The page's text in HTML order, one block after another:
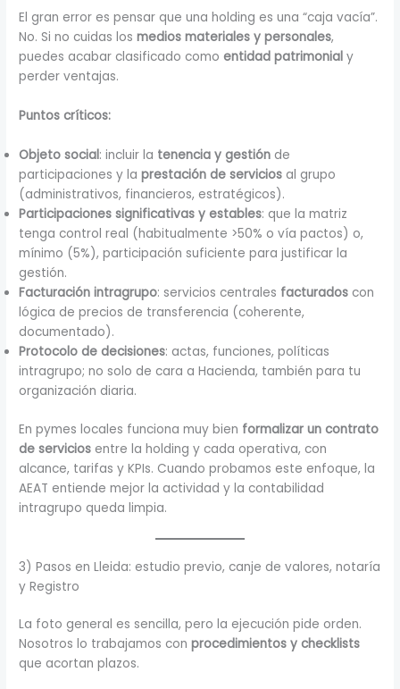
El gran error es pensar que una holding es una “caja vacía”.
No. Si no cuidas losmedios materiales y personales,
puedes acabar clasificado comoentidad patrimonial y
perder ventajas.
Puntos críticos:
Objeto social: incluir la tenencia y gestión de
participaciones y laprestación de servicios al grupo
(administrativos, financieros, estratégicos).
Participaciones significativas y estables: que la matriz
tenga control real (habitualmente >50% o vía pactos) o,
mínimo (5%), participación suficiente para justificar la
gestión.
Facturación intragrupo: servicios centrales facturados con
lógica de precios de transferencia (coherente,
documentado).
Protocolo de decisiones: actas, funciones, políticas
intragrupo; no solo de cara a Hacienda, también para tu
organización diaria.
En pymes locales funciona muy bien formalizar un contrato
de servicios entre la holding y cada operativa, con
alcance, tarifas y KPIs. Cuando probamos este enfoque, la
AEAT entiende mejor la actividad y la contabilidad
intragrupo queda limpia.
3) Pasos en Lleida: estudio previo, canje de valores, notaría
y Registro
La foto general es sencilla, pero la ejecución pide orden.
Nosotros lo trabajamos conprocedimientos y checklists
que acortan plazos.